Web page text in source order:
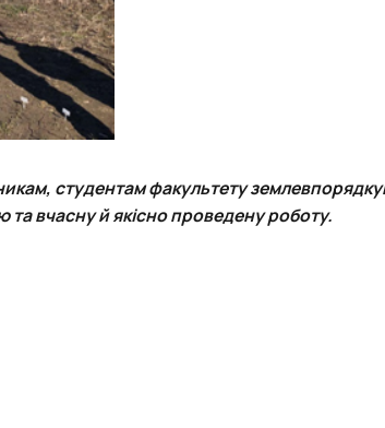
студентам факультету
вчасну й якісно проведену роботу.